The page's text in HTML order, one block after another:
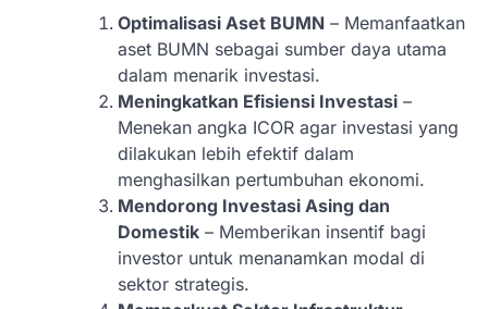
Optimalisasi Aset BUMN – Memanfaatkan
aset BUMN sebagai sumber daya utama
dalam menarik investasi.
Meningkatkan Efisiensi Investasi –
Menekan angka ICOR agar investasi yang
dilakukan lebih efektif dalam
menghasilkan pertumbuhan ekonomi.
Mendorong Investasi Asing dan
Domestik – Memberikan insentif bagi
investor untuk menanamkan modal di
sektor strategis.